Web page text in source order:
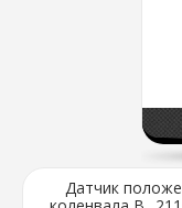
Датчик